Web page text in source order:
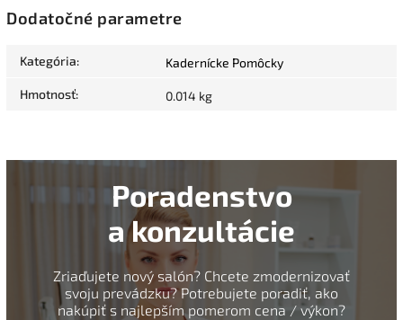
Dodatočné parametre
Kategória: Kadernícke Pomôcky
Hmotnosť: 0.014 kg
Poradenstvo
a konzultácie
Zriaďujete nový salón? Chcete zmodernizovať
svoju prevádzku? Potrebujete poradiť, ako
nakúpiť s najlepším pomerom cena / výkon?